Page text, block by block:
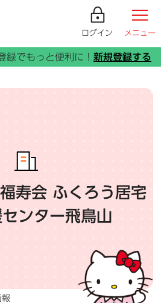
ログイン メニュー
寿会 ふくろう居宅
ンター飛鳥山